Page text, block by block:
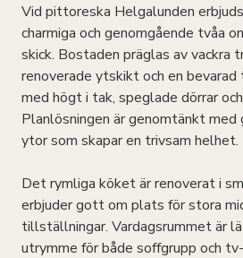
Vid pittoreska Helgalunden
charmiga och genomgående tvåa
skick. Bostaden präglas av vackra
renoverade ytskikt och en
med högt i tak, speglade dörrar
Planlösningen är genomtänkt med
ytor som skapar en trivsam helhet.
Det rymliga köket är renoverat i
erbjuder gott om plats för stora
tillställningar. Vardagsrummet är
utrymme för både soffgrupp och